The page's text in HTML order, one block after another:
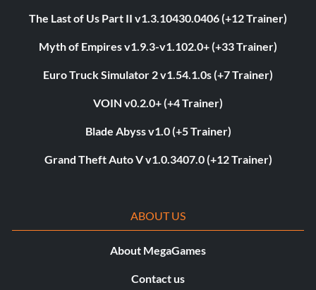
The Last of Us Part II v1.3.10430.0406 (+12 Trainer)
Myth of Empires v1.9.3-v1.102.0+ (+33 Trainer)
Euro Truck Simulator 2 v1.54.1.0s (+7 Trainer)
VOIN v0.2.0+ (+4 Trainer)
Blade Abyss v1.0 (+5 Trainer)
Grand Theft Auto V v1.0.3407.0 (+12 Trainer)
ABOUT US
About MegaGames
Contact us